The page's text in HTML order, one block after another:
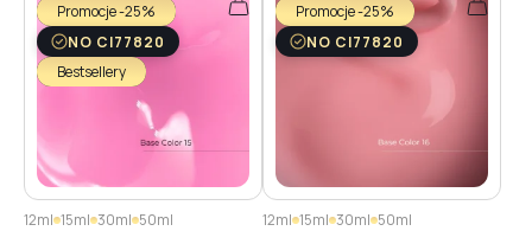
Promocje -25%
NO CI77820
Bestsellery
12ml 15ml 30ml 50ml
Promocje -25%
NO CI77820
12ml 15ml 30ml 50ml